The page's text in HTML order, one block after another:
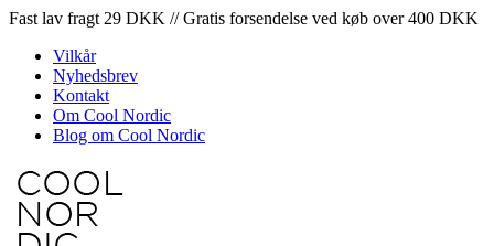
Fast lav fragt 29 DKK // Gratis forsendelse ved køb over 400 DKK
Vilkår
Nyhedsbrev
Kontakt
Om Cool Nordic
Blog om Cool Nordic